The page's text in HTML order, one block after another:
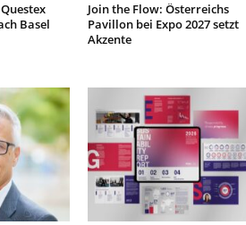
Basel
Join the Flow: Österreichs
Pavillon bei Expo 2027 setzt
Akzente